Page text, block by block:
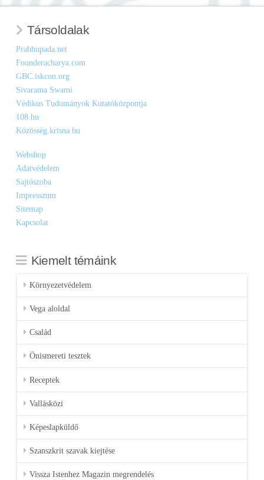
Társoldalak
Prabhupada.net
Founderacharya.com
GBC.iskcon.org
Sivarama Swami
Védikus Tudományok Kutatóközpontja
108.hu
Közösség.krisna.hu
Webshop
Adatvédelem
Sajtószoba
Impresszum
Sitemap
Kapcsolat
Kiemelt témáink
Környezetvédelem
Vega aloldal
Család
Önismereti tesztek
Receptek
Vallásközi
Képeslapküldő
Szanszkrit szavak kiejtése
Vissza Istenhez Magazin megrendelés